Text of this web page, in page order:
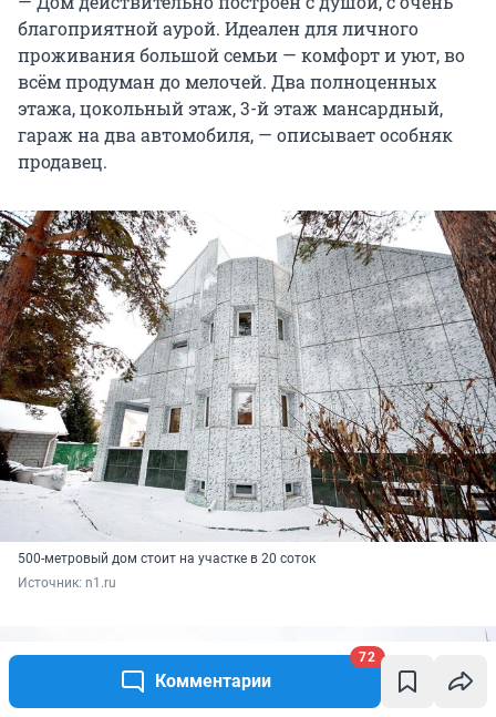
Комментарии
72
благоприятной аурой. Идеален для личного
проживания большой семьи — комфорт и уют, во
всём продуман до мелочей. Два полноценных
этажа, цокольный этаж, 3-й этаж мансардный,
гараж на два автомобиля, — описывает особняк
продавец.
500-метровый дом стоит на участке в 20 соток
Источник: n1.ru